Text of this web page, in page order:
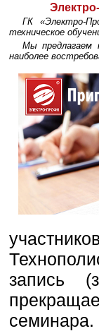
ГК «Электро-
техническое
Мы предлагаем
наиболее
запись
семинара.